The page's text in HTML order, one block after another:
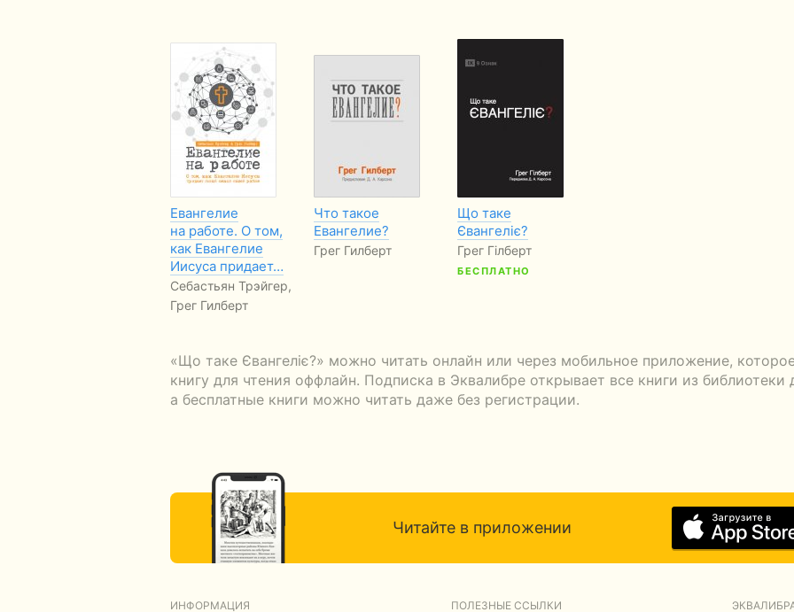
Евангелие
на работе. О том,
как Евангелие
Иисуса придает…
Себастьян Трэйгер,
Грег Гилберт
Что такое
Евангелие?
Грег Гилберт
Що таке
Євангеліє?
Грег Гілберт
БЕСПЛАТНО
«Що таке Євангеліє?» можно читать онлайн или через мобильное приложение,
книгу для чтения оффлайн. Подписка в Эквалибре открывает все книги из библиотеки
а бесплатные книги можно читать даже без регистрации.
Читайте в приложении
ИНФОРМАЦИЯ ПОЛЕЗНЫЕ ССЫЛКИ